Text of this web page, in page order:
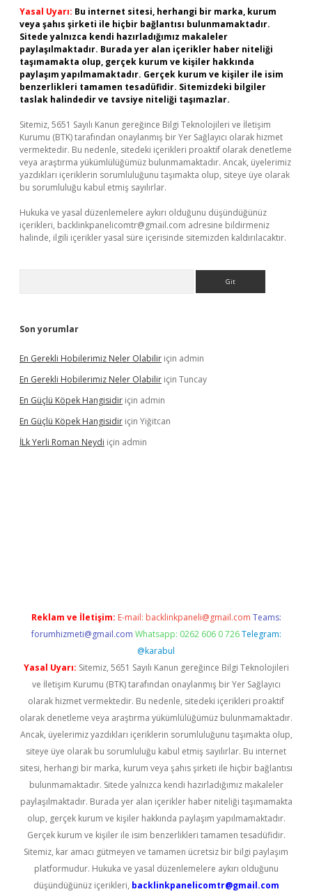
Yasal Uyarı: Bu internet sitesi, herhangi bir marka, kurum
veya şahıs şirketi ile hiçbir bağlantısı bulunmamaktadır.
Sitede yalnızca kendi hazırladığımız makaleler
paylaşılmaktadır. Burada yer alan içerikler haber niteliği
taşımamakta olup, gerçek kurum ve kişiler hakkında
paylaşım yapılmamaktadır. Gerçek kurum ve kişiler ile isim
benzerlikleri tamamen tesadüfidir. Sitemizdeki bilgiler
taslak halindedir ve tavsiye niteliği taşımazlar.
Sitemiz, 5651 Sayılı Kanun gereğince Bilgi Teknolojileri ve İletişim
Kurumu (BTK) tarafından onaylanmış bir Yer Sağlayıcı olarak hizmet
vermektedir. Bu nedenle, sitedeki içerikleri proaktif olarak denetleme
veya araştırma yükümlülüğümüz bulunmamaktadır. Ancak, üyelerimiz
yazdıkları içeriklerin sorumluluğunu taşımakta olup, siteye üye olarak
bu sorumluluğu kabul etmiş sayılırlar.
Hukuka ve yasal düzenlemelere aykırı olduğunu düşündüğünüz
içerikleri, backlinkpanelicomtr@gmail.com adresine bildirmeniz
halinde, ilgili içerikler yasal süre içerisinde sitemizden kaldırılacaktır.
Son yorumlar
En Gerekli Hobilerimiz Neler Olabilir için admin
En Gerekli Hobilerimiz Neler Olabilir için Tuncay
En Güçlü Köpek Hangisidir için admin
En Güçlü Köpek Hangisidir için Yiğitcan
İLk Yerli Roman Neydi için admin
Reklam ve İletişim: E-mail: backlinkpaneli@gmail.com Teams:
forumhizmeti@gmail.com Whatsapp: 0262 606 0 726 Telegram:
@karabul
Yasal Uyarı: Sitemiz, 5651 Sayılı Kanun gereğince Bilgi Teknolojileri
ve İletişim Kurumu (BTK) tarafından onaylanmış bir Yer Sağlayıcı
olarak hizmet vermektedir. Bu nedenle, sitedeki içerikleri proaktif
olarak denetleme veya araştırma yükümlülüğümüz bulunmamaktadır.
Ancak, üyelerimiz yazdıkları içeriklerin sorumluluğunu taşımakta olup,
siteye üye olarak bu sorumluluğu kabul etmiş sayılırlar. Bu internet
sitesi, herhangi bir marka, kurum veya şahıs şirketi ile hiçbir bağlantısı
bulunmamaktadır. Sitede yalnızca kendi hazırladığımız makaleler
paylaşılmaktadır. Burada yer alan içerikler haber niteliği taşımamakta
olup, gerçek kurum ve kişiler hakkında paylaşım yapılmamaktadır.
Gerçek kurum ve kişiler ile isim benzerlikleri tamamen tesadüfidir.
Sitemiz, kar amacı gütmeyen ve tamamen ücretsiz bir bilgi paylaşım
platformudur. Hukuka ve yasal düzenlemelere aykırı olduğunu
düşündüğünüz içerikleri, backlinkpanelicomtr@gmail.com